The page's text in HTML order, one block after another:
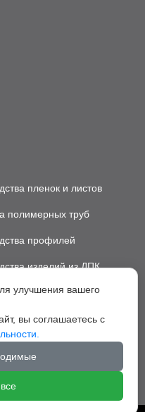
пленок и листов
полимерных труб
профилей
изделий из ДПК
пластиковых ковриков
грануляторы
улучшения вашего
вы соглашаетесь с